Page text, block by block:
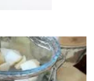
berpuasa